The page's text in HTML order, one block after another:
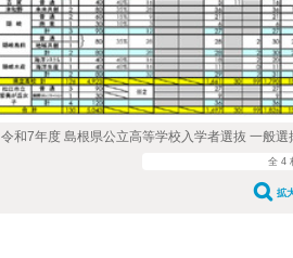
令和7年度 島根県公立高等学校入学者選抜 一般
全 4
拡